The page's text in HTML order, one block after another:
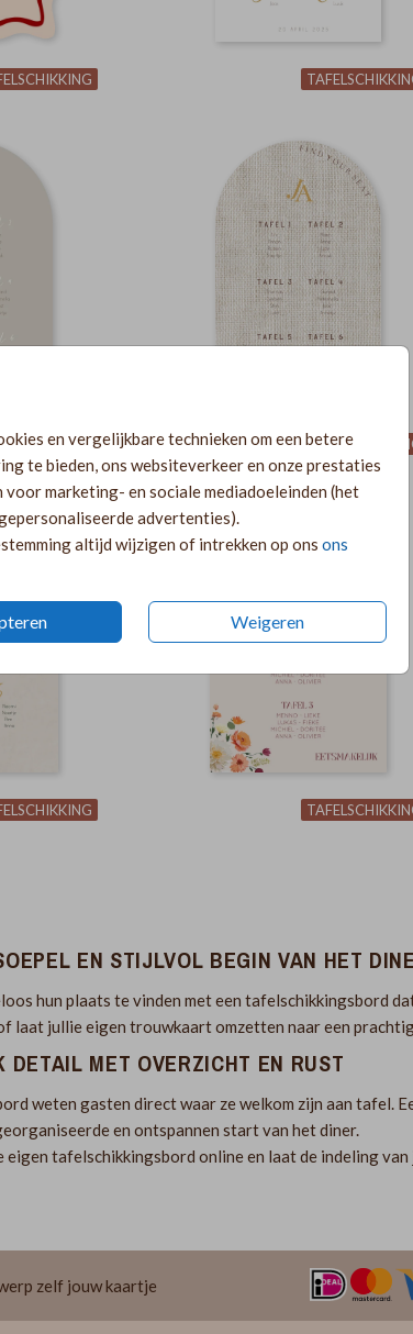
en vergelijkbare technieken om een betere
te bieden, ons websiteverkeer en onze prestaties
voor marketing- en sociale mediadoeleinden (het
advertenties).
altijd wijzigen of intrekken op ons ons
Weigeren
EN STIJLVOL BEGIN VAN HET
hun plaats te vinden met een tafelschikkingsbord
laat jullie eigen trouwkaart omzetten naar een
DETAIL MET OVERZICHT EN RUST
weten gasten direct waar ze welkom zijn aan tafel.
en ontspannen start van het diner.
tafelschikkingsbord online en laat de indeling
zelf jouw kaartje